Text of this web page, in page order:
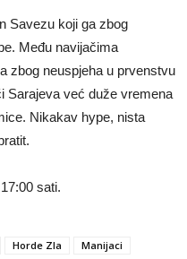
Savezu koji ga zbog
Među navijačima
zbog neuspjeha u prvenstvu
Sarajeva već duže vremena
Nikakav hype, nista
sati.
Horde Zla
Manijaci